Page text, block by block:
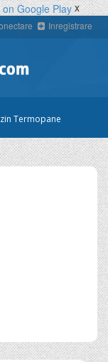
x
Inregistrare
Termopane